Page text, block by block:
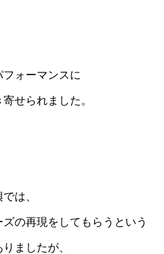
ォーマンスに
せられました。
は、
の再現をしてもらうという
ましたが、